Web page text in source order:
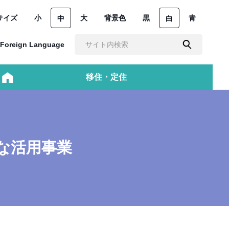
移住・定住
イズ 小 中 大 背景色 黒 白 青
Foreign Language
活用事業